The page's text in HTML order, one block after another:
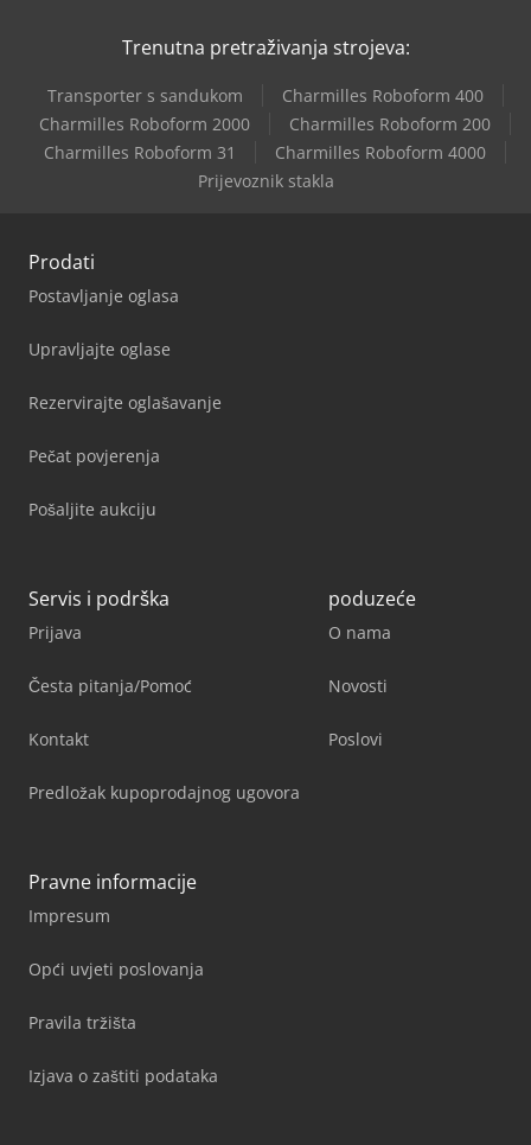
Trenutna pretraživanja strojeva:
Transporter s sandukom
Charmilles Roboform 400
Charmilles Roboform 2000
Charmilles Roboform 200
Charmilles Roboform 31
Charmilles Roboform 4000
Prijevoznik stakla
Prodati
Postavljanje oglasa
Upravljajte oglase
Rezervirajte oglašavanje
Pečat povjerenja
Pošaljite aukciju
Servis i podrška
Prijava
Česta pitanja/Pomoć
Kontakt
Predložak kupoprodajnog ugovora
poduzeće
O nama
Novosti
Poslovi
Pravne informacije
Impresum
Opći uvjeti poslovanja
Pravila tržišta
Izjava o zaštiti podataka